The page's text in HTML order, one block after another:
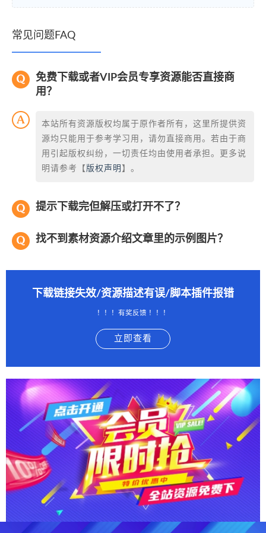
常见问题FAQ
免费下载或者VIP会员专享资源能否直接商
用？
本站所有资源版权均属于原作者所有，这里所提供资
源均只能用于参考学习用，请勿直接商用。若由于商
用引起版权纠纷，一切责任均由使用者承担。更多说
明请参考【 版权声明 】。
提示下载完但解压或打开不了？
找不到素材资源介绍文章里的示例图片？
下载链接失效/资源描述有误/脚本插件报错
！！！有奖反馈 ！！！
立即查看